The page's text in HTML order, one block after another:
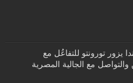
يزور تورونتو للتفاعُل مع
والتواصل مع الجالية المصرية